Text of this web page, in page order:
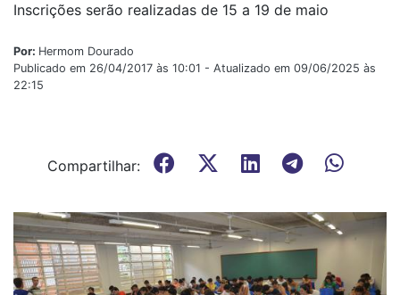
Inscrições serão realizadas de 15 a 19 de maio
Por: Hermom Dourado
Publicado em 26/04/2017 às 10:01 - Atualizado em 09/06/2025 às
22:15
Compartilhar: